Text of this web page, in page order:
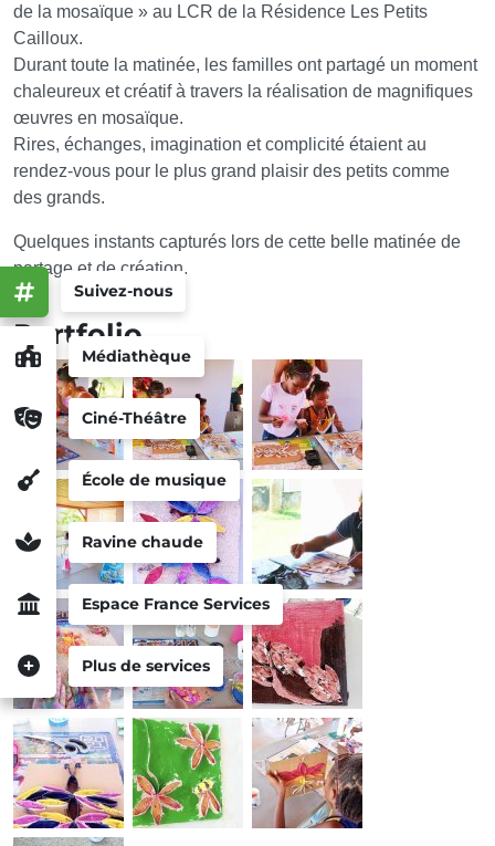
Médiathèque
Ciné-Théâtre
École de musique
Ravine chaude
Espace France Services
Plus de services
Suivez-nous
de la mosaïque » au LCR de la Résidence Les Petits
Cailloux.
Durant toute la matinée, les familles ont partagé un moment
chaleureux et créatif à travers la réalisation de magnifiques
œuvres en mosaïque.
Rires, échanges, imagination et complicité étaient au
rendez-vous pour le plus grand plaisir des petits comme
des grands.
Quelques instants capturés lors de cette belle matinée de
partage et de création.
Portfolio